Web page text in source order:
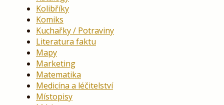
Kolibříky
Komiks
Kuchařky / Potraviny
Literatura faktu
Mapy
Marketing
Matematika
Medicína a léčitelství
Místopisy